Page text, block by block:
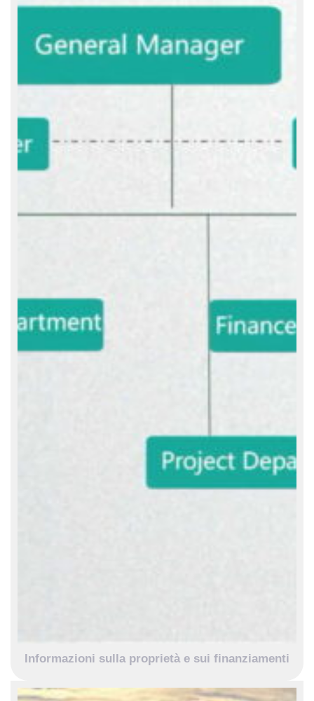
Informazioni sulla proprietà e sui finanziamenti